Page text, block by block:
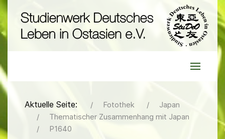
Aktuelle Seite: Fotothek
Japan
Thematischer Zusammenhang mit Japan
P1640